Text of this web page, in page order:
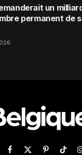
un
permanent de